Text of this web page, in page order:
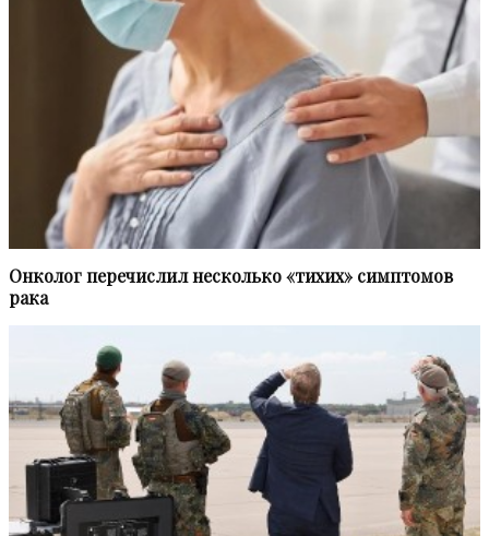
Онколог перечислил несколько «тихих» симптомов
рака